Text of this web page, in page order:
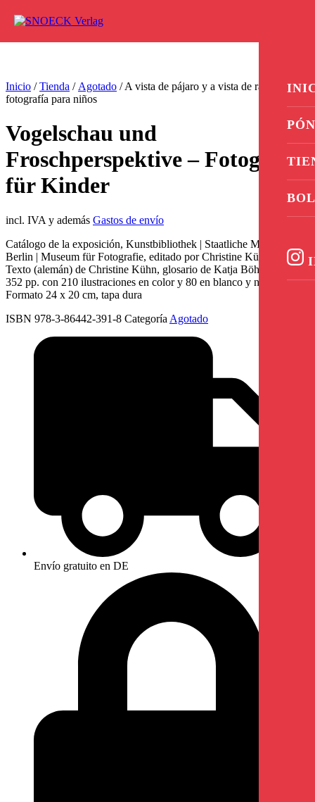
Inicio /Tienda / Agotado / A vista de pájaro y a vista de rana -
fotografía para niños
Vogelschau und
Froschperspektive – Fotografie
für Kinder
incl. IVA y además Gastos de envío
Catálogo de la exposición, Kunstbibliothek | Staatliche Museen zu
Berlin | Museum für Fotografie, editado por Christine Kühn
Texto (alemán) de Christine Kühn, glosario de Katja Böhlau
352 pp. con 210 ilustraciones en color y 80 en blanco y negro
Formato 24 x 20 cm, tapa dura
ISBN 978-3-86442-391-8 Categoría Agotado
Envío gratuito en DE